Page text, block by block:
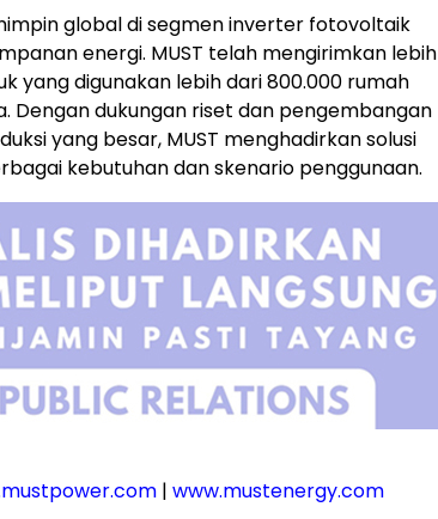
global di segmen inverter fotovoltaik
energi. MUST telah mengirimkan lebih
yang digunakan lebih dari 800.000 rumah
Dengan dukungan riset dan pengembangan
yang besar, MUST menghadirkan solusi
kebutuhan dan skenario penggunaan.
| www.mustenergy.com